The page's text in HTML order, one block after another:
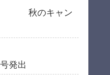
ャン
発出